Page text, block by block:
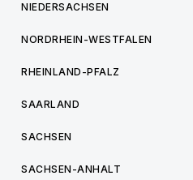
NIEDERSACHSEN
NORDRHEIN-WESTFALEN
RHEINLAND-PFALZ
SAARLAND
SACHSEN
SACHSEN-ANHALT